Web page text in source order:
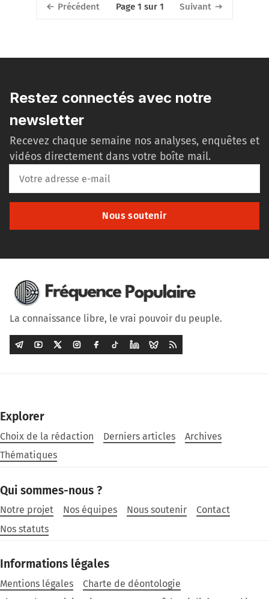
Précédent Page 1 sur 1 Suivant
Restez connectés avec notre
newsletter
Recevez chaque semaine nos analyses, enquêtes et
vidéos directement dans votre boîte mail.
Nous soutenir
La connaissance libre, le vrai pouvoir du peuple.
Explorer
Choix de la rédaction Derniers articles
Archives
Thématiques
Qui sommes-nous ?
Notre projet Nos équipes Nous soutenir
Contact
Nos statuts
Informations légales
Mentions légales
Charte de déontologie